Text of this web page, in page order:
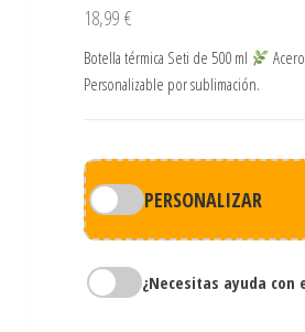
18,99 €
Botella térmica Seti de 500 ml
Personalizable por sublimación.
PERSONALIZAR
¿Necesitas ayuda con